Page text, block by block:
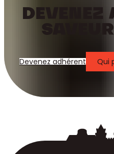
DEVENEZ
Devenez adhérent Qui